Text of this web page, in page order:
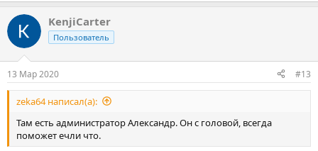
KenjiCarter
Пользователь
13 Мар 2020 #13
zeka64 написал(а):
Там есть администратор Александр. Он с головой, всегда
поможет ечли что.